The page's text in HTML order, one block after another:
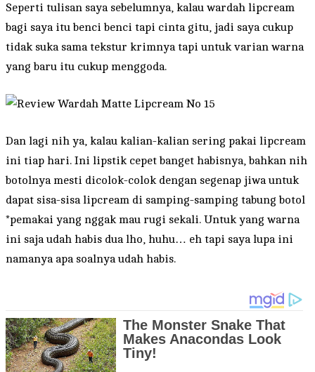
Seperti tulisan saya sebelumnya, kalau wardah lipcream
bagi saya itu benci benci tapi cinta gitu, jadi saya cukup
tidak suka sama tekstur krimnya tapi untuk varian warna
yang baru itu cukup menggoda.
Dan lagi nih ya, kalau kalian-kalian sering pakai lipcream
ini tiap hari. Ini lipstik cepet banget habisnya, bahkan nih
botolnya mesti dicolok-colok dengan segenap jiwa untuk
dapat sisa-sisa lipcream di samping-samping tabung botol
*pemakai yang nggak mau rugi sekali. Untuk yang warna
ini saja udah habis dua lho, huhu… eh tapi saya lupa ini
namanya apa soalnya udah habis.